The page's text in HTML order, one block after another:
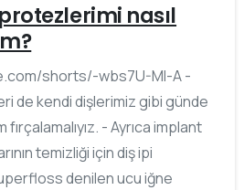
nasıl
shorts/-wbs7U-Ml-A -
de kendi dişlerimiz gibi günde
- Ayrıca implant
temizliği için diş ipi
denilen ucu iğne